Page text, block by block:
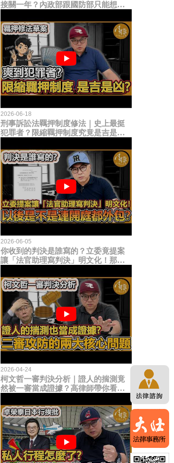
接關一年？內政部跟國防部只能想到
題？
2026-06-18
刑事訴訟法羈押制度修法｜史上最挺
犯罪者？限縮羈押制度究竟是吉是
2026-06-05
你收到的判決是誰寫的？立委竟提案
讓「法官助理寫判決」明文化！那以
2026-04-24
柯文哲一審判決分析｜證人的揣測竟
然被一審當成證據？高律師帶你看未